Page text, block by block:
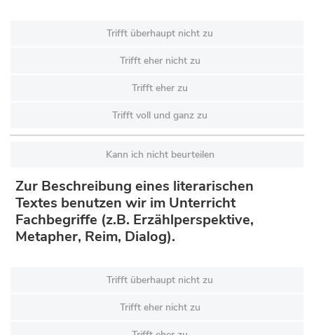
Trifft überhaupt nicht zu
Trifft eher nicht zu
Trifft eher zu
Trifft voll und ganz zu
Kann ich nicht beurteilen
Zur Beschreibung eines literarischen
Textes benutzen wir im Unterricht
Fachbegriffe (z.B. Erzählperspektive,
Metapher, Reim, Dialog).
Trifft überhaupt nicht zu
Trifft eher nicht zu